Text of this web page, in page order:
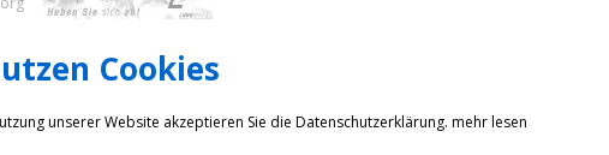
Cookies
unserer Website akzeptieren Sie die Datenschutzerklärung. mehr lesen